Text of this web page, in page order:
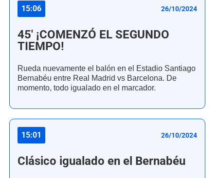
15:06 26/10/2024
45' ¡COMENZÓ EL SEGUNDO
TIEMPO!
Rueda nuevamente el balón en el Estadio Santiago
Bernabéu entre Real Madrid vs Barcelona. De
momento, todo igualado en el marcador.
15:01 26/10/2024
Clásico igualado en el Bernabéu